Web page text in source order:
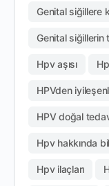
Genital siğillere
Genital siğillerin
Hpv aşısı
HPVden
HPV doğal
Hpv hakkında
Hpv ilaçları